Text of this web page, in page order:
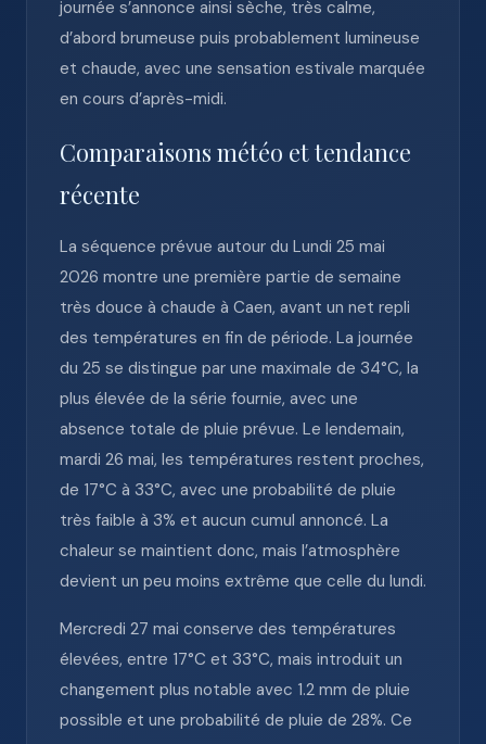
journée s’annonce ainsi sèche, très calme,
d’abord brumeuse puis probablement lumineuse
et chaude, avec une sensation estivale marquée
en cours d’après-midi.
Comparaisons météo et tendance
récente
La séquence prévue autour du Lundi 25 mai
2026 montre une première partie de semaine
très douce à chaude à Caen, avant un net repli
des températures en fin de période. La journée
du 25 se distingue par une maximale de 34°C, la
plus élevée de la série fournie, avec une
absence totale de pluie prévue. Le lendemain,
mardi 26 mai, les températures restent proches,
de 17°C à 33°C, avec une probabilité de pluie
très faible à 3% et aucun cumul annoncé. La
chaleur se maintient donc, mais l’atmosphère
devient un peu moins extrême que celle du lundi.
Mercredi 27 mai conserve des températures
élevées, entre 17°C et 33°C, mais introduit un
changement plus notable avec 1.2 mm de pluie
possible et une probabilité de pluie de 28%. Ce